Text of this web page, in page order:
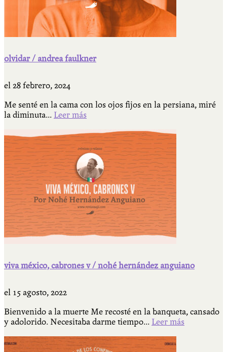
olvidar / andrea faulkner
el 28 febrero, 2024
Me senté en la cama con los ojos fijos en la persiana, miré
la diminuta... Leer más
viva méxico, cabrones v / nohé hernández anguiano
el 15 agosto, 2022
Bienvenido a la muerte Me recosté en la banqueta, cansado
y adolorido. Necesitaba darme tiempo... Leer más